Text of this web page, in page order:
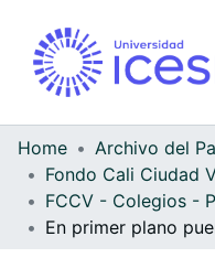
Home
Fondo Cali Ciudad